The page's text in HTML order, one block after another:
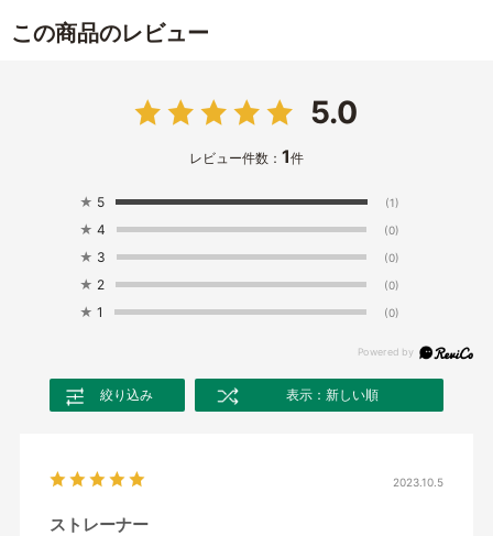
この商品のレビュー
5.0
レビュー件数： 1件
★ 5 (1)
★ 4 (0)
★ 3 (0)
★ 2 (0)
★ 1 (0)
絞り込み 表示：新しい順
2023.10.5
ストレーナー